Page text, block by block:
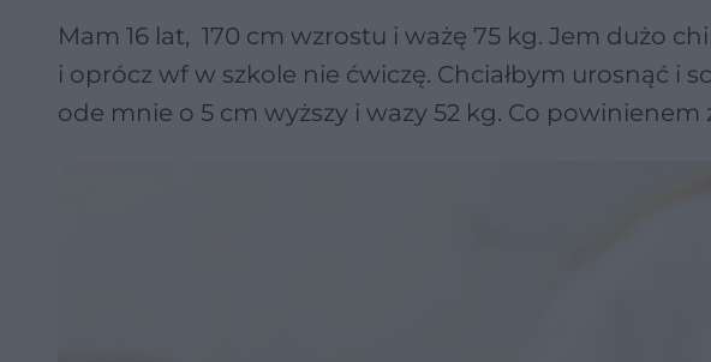
Mam 16 lat, 170 cm wzrostu i ważę 75 kg. Jem dużo
i oprócz wf w szkole nie ćwiczę. Chciałbym urosnąć i
ode mnie o 5 cm wyższy i wazy 52 kg. Co